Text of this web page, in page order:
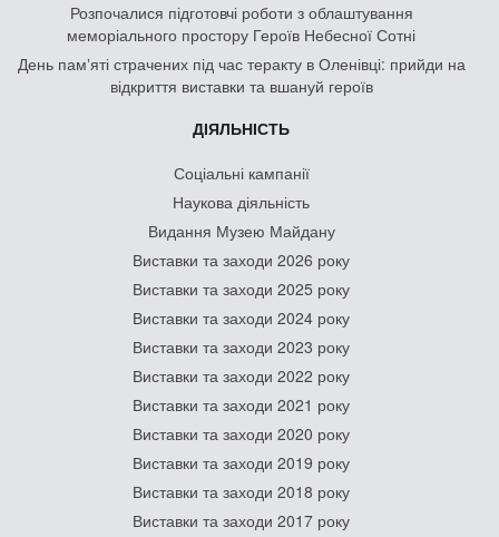
Розпочалися підготовчі роботи з облаштування
меморіального простору Героїв Небесної Сотні
День памʼяті страчених під час теракту в Оленівці: прийди на
відкриття виставки та вшануй героїв
ДІЯЛЬНІСТЬ
Соціальні кампанії
Наукова діяльність
Видання Музею Майдану
Виставки та заходи 2026 року
Виставки та заходи 2025 року
Виставки та заходи 2024 року
Виставки та заходи 2023 року
Виставки та заходи 2022 року
Виставки та заходи 2021 року
Виставки та заходи 2020 року
Виставки та заходи 2019 року
Виставки та заходи 2018 року
Виставки та заходи 2017 року